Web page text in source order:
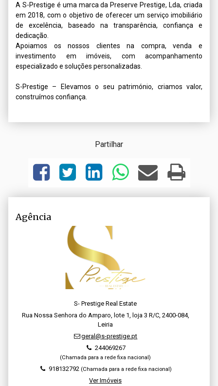
Partilhar
Agência
S- Prestige Real Estate
Rua Nossa Senhora do Amparo, lote 1, loja 3 R/C, 2400-084,
Leiria
geral@s-prestige.pt
244069267
(Chamada para a rede fixa nacional)
918132792(Chamada para a rede fixa nacional)
Ver Imóveis
A S-Prestige é uma marca da Preserve Prestige, Lda, criada
em 2018, com o objetivo de oferecer um serviço imobiliário
de excelência, baseado na transparência, confiança e
dedicação.
Apoiamos os nossos clientes na compra, venda e
investimento em imóveis, com acompanhamento
especializado e soluções personalizadas.
S-Prestige – Elevamos o seu património, criamos valor,
construímos confiança.